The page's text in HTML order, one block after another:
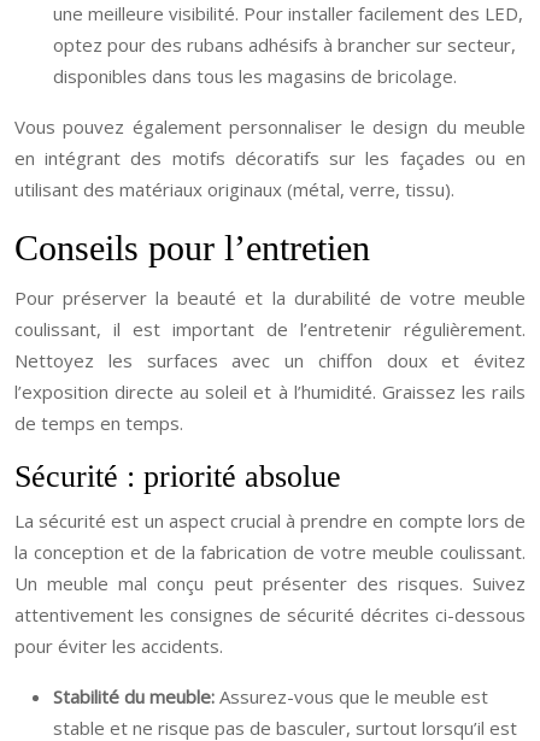
une meilleure visibilité. Pour installer facilement des LED,
optez pour des rubans adhésifs à brancher sur secteur,
disponibles dans tous les magasins de bricolage.
Vous pouvez également personnaliser le design du meuble
en intégrant des motifs décoratifs sur les façades ou en
utilisant des matériaux originaux (métal, verre, tissu).
Conseils pour l’entretien
Pour préserver la beauté et la durabilité de votre meuble
coulissant, il est important de l’entretenir régulièrement.
Nettoyez les surfaces avec un chiffon doux et évitez
l’exposition directe au soleil et à l’humidité. Graissez les rails
de temps en temps.
Sécurité : priorité absolue
La sécurité est un aspect crucial à prendre en compte lors de
la conception et de la fabrication de votre meuble coulissant.
Un meuble mal conçu peut présenter des risques. Suivez
attentivement les consignes de sécurité décrites ci-dessous
pour éviter les accidents.
Stabilité du meuble: Assurez-vous que le meuble est
stable et ne risque pas de basculer, surtout lorsqu’il est